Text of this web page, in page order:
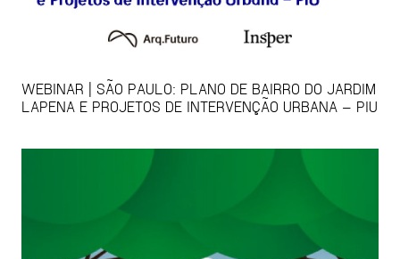
WEBINAR | SÃO PAULO: PLANO DE BAIRRO DO JARDIM
LAPENA E PROJETOS DE INTERVENÇÃO URBANA – PIU